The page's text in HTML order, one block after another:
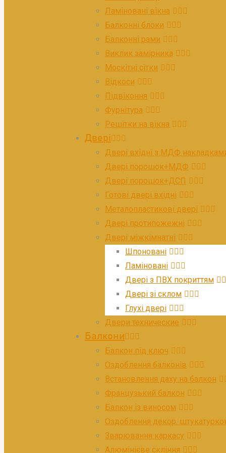
Ламіновані вікна
Балконні блоки
Балконні рами
Виклик замірника
Москітні сітки
Відкоси
Підвіконня
Фурнітура
Решітки на вікна
Двері
Двері вхідні з МДФ
Двері порошок+МДФ
Двері порошок+ДСП
Готові двері вхідні
Металопластикові двері
Двері протипожежні
Двері міжкімнатні
Шпоновані
Ламіновані
Двері з ПВХ покриттям
Двері зі склом
Глухі двері
Двери технические​
Балкони
Балкон під ключ
Оздоблення балконів
Встановлення даху на балкон
Французький балкон
Балкон із виносом
Оздоблення декор.
Зварювання каркасу
Алюмінієве скління